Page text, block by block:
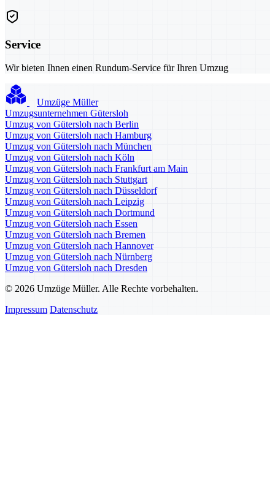
Service
Wir bieten Ihnen einen Rundum-Service für Ihren Umzug
Umzüge Müller
Umzugsunternehmen Gütersloh
Umzug von Gütersloh nach Berlin
Umzug von Gütersloh nach Hamburg
Umzug von Gütersloh nach München
Umzug von Gütersloh nach Köln
Umzug von Gütersloh nach Frankfurt am Main
Umzug von Gütersloh nach Stuttgart
Umzug von Gütersloh nach Düsseldorf
Umzug von Gütersloh nach Leipzig
Umzug von Gütersloh nach Dortmund
Umzug von Gütersloh nach Essen
Umzug von Gütersloh nach Bremen
Umzug von Gütersloh nach Hannover
Umzug von Gütersloh nach Nürnberg
Umzug von Gütersloh nach Dresden
© 2026 Umzüge Müller. Alle Rechte vorbehalten.
Impressum Datenschutz